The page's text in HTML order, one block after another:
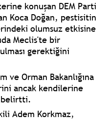
konuşan DEM Parti
Koca Doğan, pestisitin
olumsuz etkisine
Meclis'te bir
gerektiğini
ve Orman Bakanlığına
ancak kendilerine
belirtti.
Adem Korkmaz,